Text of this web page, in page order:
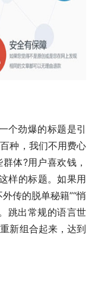
种，我们不用费心
体?用户喜欢钱，
样的标题。如果用
传的脱单秘籍”“悄
跳出常规的语言世
新组合起来，达到